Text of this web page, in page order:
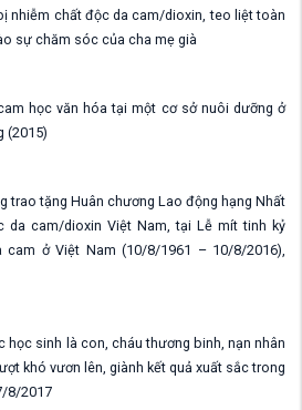
nhiễm chất độc da cam/dioxin, teo liệt toàn
sự chăm sóc của cha mẹ già
học văn hóa tại một cơ sở nuôi dưỡng ở
(2015)
trao tặng Huân chương Lao động hạng Nhất
da cam/dioxin Việt Nam, tại Lễ mít tinh kỷ
cam ở Việt Nam (10/8/1961 – 10/8/2016),
học sinh là con, cháu thương binh, nạn nhân
khó vươn lên, giành kết quả xuất sắc trong
8/2017